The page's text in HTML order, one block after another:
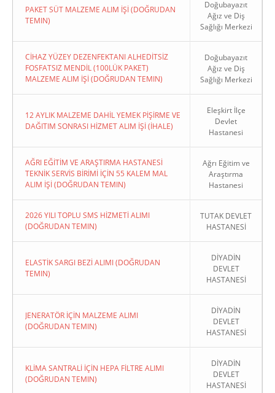
PAKET SÜT MALZEME ALIM İŞİ (DOĞRUDAN
TEMIN)
Doğubayazıt
Ağız ve Diş
Sağlığı Merkezi
CİHAZ YÜZEY DEZENFEKTANI ALHEDİTSİZ
FOSFATSIZ MENDİL (100LÜK PAKET)
MALZEME ALIM İŞİ (DOĞRUDAN TEMIN)
Doğubayazıt
Ağız ve Diş
Sağlığı Merkezi
12 AYLIK MALZEME DAHİL YEMEK PİŞİRME VE
DAĞITIM SONRASI HİZMET ALIM İŞİ (İHALE)
Eleşkirt İlçe
Devlet
Hastanesi
AĞRI EĞİTİM VE ARAŞTIRMA HASTANESİ
TEKNİK SERVİS BİRİMİ İÇİN 55 KALEM MAL
ALIM İŞİ (DOĞRUDAN TEMIN)
Ağrı Eğitim ve
Araştırma
Hastanesi
2026 YILI TOPLU SMS HİZMETİ ALIMI
(DOĞRUDAN TEMIN)
TUTAK DEVLET
HASTANESİ
ELASTİK SARGI BEZİ ALIMI (DOĞRUDAN
TEMIN)
DİYADİN
DEVLET
HASTANESİ
JENERATÖR İÇİN MALZEME ALIMI
(DOĞRUDAN TEMIN)
DİYADİN
DEVLET
HASTANESİ
KLİMA SANTRALİ İÇİN HEPA FİLTRE ALIMI
(DOĞRUDAN TEMIN)
DİYADİN
DEVLET
HASTANESİ